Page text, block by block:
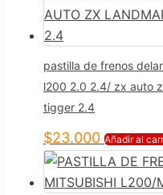
pastilla de frenos
l200 2.0 2.4/ zx auto
tigger 2.4
$23.000 Añadir al